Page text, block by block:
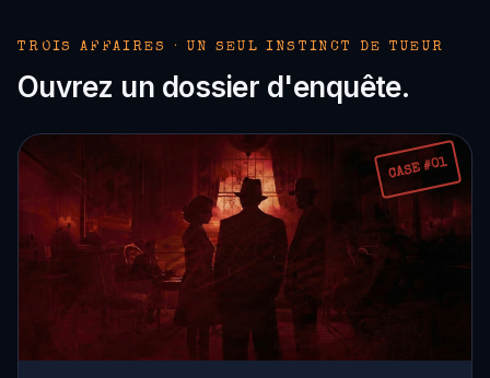
TROIS AFFAIRES · UN SEUL INSTINCT DE TUEUR
Ouvrez un dossier d'enquête.
CASE #01